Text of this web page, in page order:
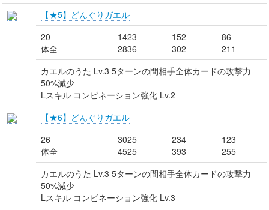
【★5】どんぐりガエル
20
体全
1423
2836
152
302
86
211
カエルのうた Lv.3 5ターンの間相手全体カードの攻撃力
50%減少
Lスキル コンビネーション強化 Lv.2
【★6】どんぐりガエル
26
体全
3025
4525
234
393
123
255
カエルのうた Lv.3 5ターンの間相手全体カードの攻撃力
50%減少
Lスキル コンビネーション強化 Lv.3